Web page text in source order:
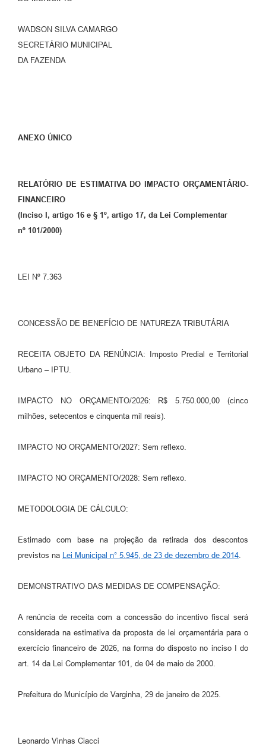
WADSON SILVA CAMARGO
SECRETÁRIO MUNICIPAL
DA FAZENDA
ANEXO ÚNICO
RELATÓRIO DE ESTIMATIVA DO IMPACTO ORÇAMENTÁRIO-
FINANCEIRO
(Inciso I, artigo 16 e § 1º, artigo 17, da Lei Complementar
nº 101/2000)
LEI Nº 7.363
CONCESSÃO DE BENEFÍCIO DE NATUREZA TRIBUTÁRIA
RECEITA OBJETO DA RENÚNCIA: Imposto Predial e Territorial
Urbano – IPTU.
IMPACTO NO ORÇAMENTO/2026: R$ 5.750.000,00 (cinco
milhões, setecentos e cinquenta mil reais).
IMPACTO NO ORÇAMENTO/2027: Sem reflexo.
IMPACTO NO ORÇAMENTO/2028: Sem reflexo.
METODOLOGIA DE CÁLCULO:
Estimado com base na projeção da retirada dos descontos
previstos na Lei Municipal n° 5.945, de 23 de dezembro de 2014
DEMONSTRATIVO DAS MEDIDAS DE COMPENSAÇÃO:
A renúncia de receita com a concessão do incentivo fiscal será
considerada na estimativa da proposta de lei orçamentária para o
exercício financeiro de 2026, na forma do disposto no inciso I do
art. 14 da Lei Complementar 101, de 04 de maio de 2000.
Prefeitura do Município de Varginha, 29 de janeiro de 2025.
Leonardo Vinhas Ciacci